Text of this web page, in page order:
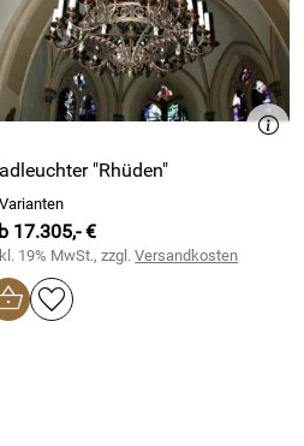
"Rhüden"
17.305,- €
19% MwSt., zzgl.Versandkosten